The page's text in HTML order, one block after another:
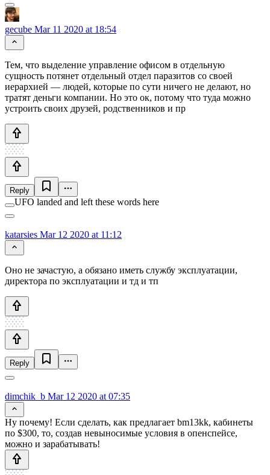
gecube Mar 11 2020 at 18:54
Тем, что выделение управление офисом в отдельную
сущность потянет отдельный отдел паразитов со своей
иерархией — людей, которые по сути ничего не делают, но
тратят деньги компании. Но это ок, потому что туда можно
устроить своих друзей, родственников и пр
Reply
UFO landed and left these words here
katarsies Mar 12 2020 at 11:12
Оно не зачастую, а обязано иметь службу эксплуатации,
директора по эксплуатации и тд и тп
Reply
dimchik_b Mar 12 2020 at 07:35
Ну почему! Если сделать, как предлагает bm13kk, кабинеты
по $300, то, создав невыносимые условия в опенспейсе,
можно и зарабатывать!